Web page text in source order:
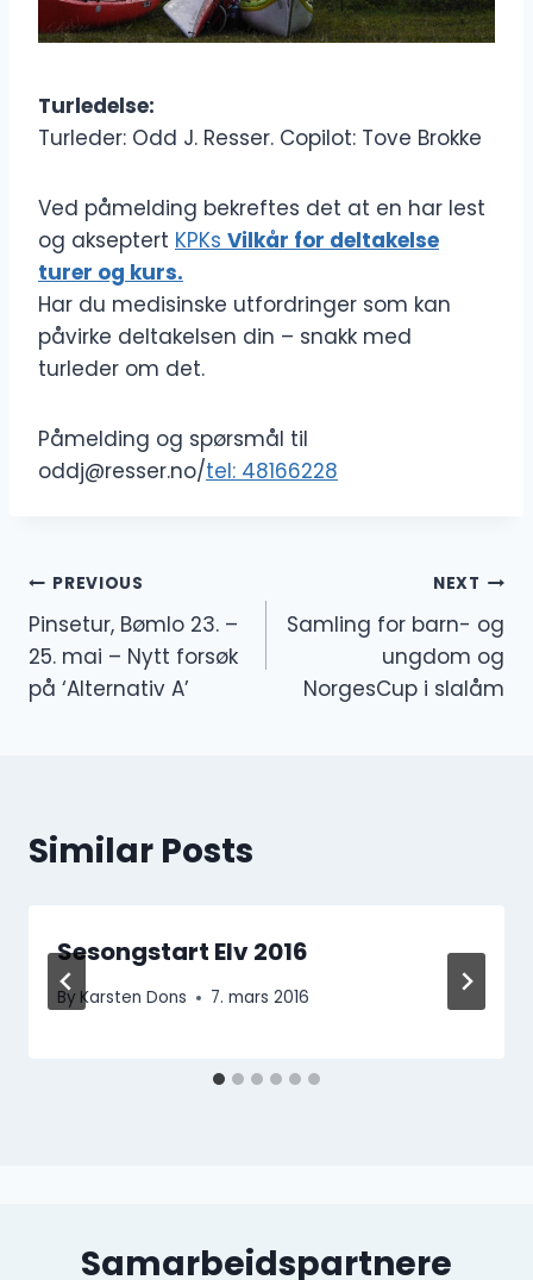
Turledelse:
Turleder: Odd J. Resser. Copilot: Tove Brokke
Ved påmelding bekreftes det at en har lest
og akseptert KPKs Vilkår for deltakelse
turer og kurs.
Har du medisinske utfordringer som kan
påvirke deltakelsen din – snakk med
turleder om det.
Påmelding og spørsmål til
oddj@resser.no/tel: 48166228
Innleggsnavigasjon
PREVIOUS
Pinsetur, Bømlo 23. –
25. mai – Nytt forsøk
på ‘Alternativ A’
NEXT
Samling for barn- og
ungdom og
NorgesCup i slalåm
Similar Posts
Sesongstart Elv 2016
By Karsten Dons 7. mars 2016
Samarbeidspartnere